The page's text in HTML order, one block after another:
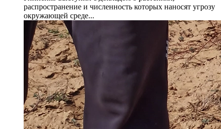
распространение и численность которых наносят угрозу
окружающей среде...